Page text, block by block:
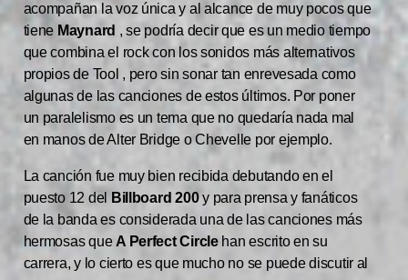
acompañan la voz única y al alcance de muy pocos que
tiene Maynard , se podría decir que es un medio tiempo
que combina el rock con los sonidos más alternativos
propios de Tool , pero sin sonar tan enrevesada como
algunas de las canciones de estos últimos. Por poner
un paralelismo es un tema que no quedaría nada mal
en manos de Alter Bridge o Chevelle por ejemplo.
La canción fue muy bien recibida debutando en el
puesto 12 del Billboard 200y para prensa y fanáticos
de la banda es considerada una de las canciones más
hermosas queA Perfect Circlehan escrito en su
carrera, y lo cierto es que mucho no se puede discutir al